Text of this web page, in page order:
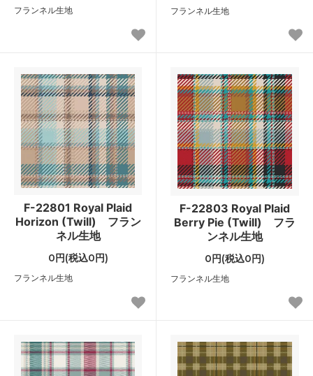
フランネル生地 フランネル生地
F-22801 Royal Plaid
Horizon (Twill) フラン
ネル生地
0円(税込0円)
フランネル生地
F-22803 Royal Plaid
Berry Pie (Twill) フラ
ンネル生地
0円(税込0円)
フランネル生地